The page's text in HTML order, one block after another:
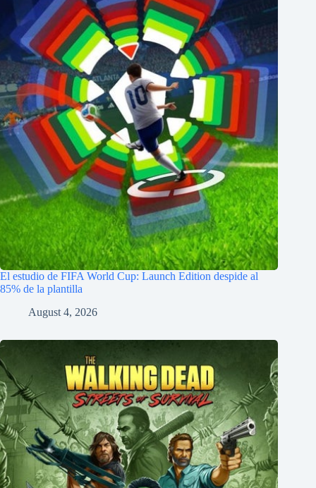
El estudio de FIFA World Cup: Launch Edition despide al
85% de la plantilla
August 4, 2026